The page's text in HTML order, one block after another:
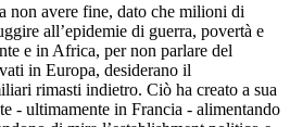
non avere fine, dato che milioni di
all’epidemie di guerra, povertà e
e in Africa, per non parlare del
in Europa, desiderano il
rimasti indietro. Ciò ha creato a sua
- ultimamente in Francia - alimentando